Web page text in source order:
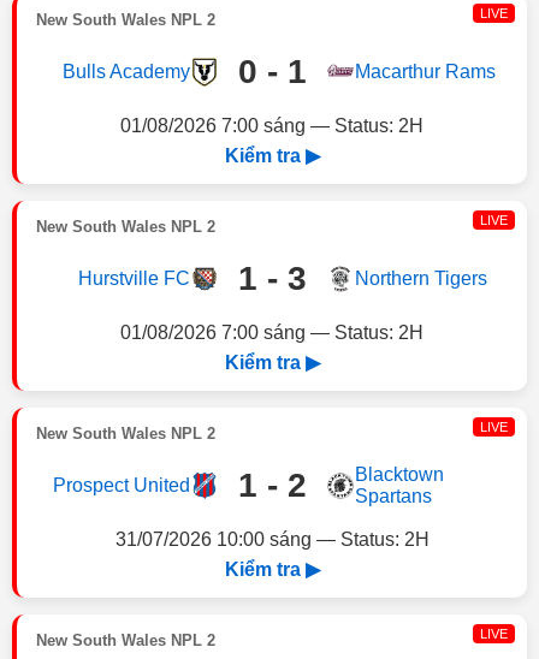
New South Wales NPL 2 LIVE
Bulls Academy 0 - 1 Macarthur Rams
01/08/2026 7:00 sáng — Status: 2H
Kiểm tra ▶
New South Wales NPL 2 LIVE
Hurstville FC 1 - 3 Northern Tigers
01/08/2026 7:00 sáng — Status: 2H
Kiểm tra ▶
New South Wales NPL 2 LIVE
Prospect United 1 - 2
Blacktown
Spartans
31/07/2026 10:00 sáng — Status: 2H
Kiểm tra ▶
New South Wales NPL 2 LIVE